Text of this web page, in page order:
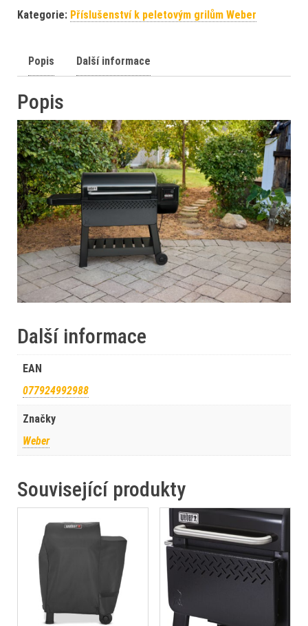
Kategorie: Příslušenství k peletovým grilům Weber
Popis Další informace
Popis
Další informace
EAN
077924992988
Značky
Weber
Související produkty